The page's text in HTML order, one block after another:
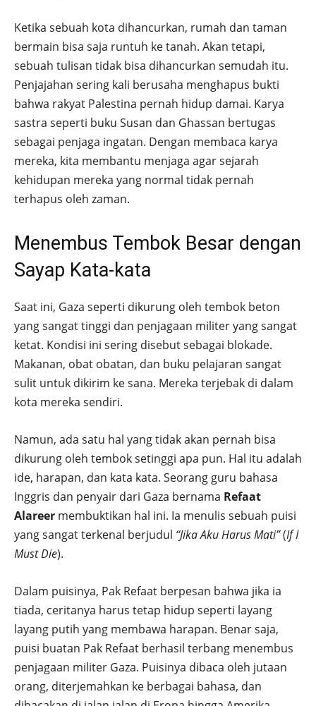
Ketika sebuah kota dihancurkan, rumah dan taman
bermain bisa saja runtuh ke tanah. Akan tetapi,
sebuah tulisan tidak bisa dihancurkan semudah itu.
Penjajahan sering kali berusaha menghapus bukti
bahwa rakyat Palestina pernah hidup damai. Karya
sastra seperti buku Susan dan Ghassan bertugas
sebagai penjaga ingatan. Dengan membaca karya
mereka, kita membantu menjaga agar sejarah
kehidupan mereka yang normal tidak pernah
terhapus oleh zaman.
Menembus Tembok Besar dengan
Sayap Kata-kata
Saat ini, Gaza seperti dikurung oleh tembok beton
yang sangat tinggi dan penjagaan militer yang sangat
ketat. Kondisi ini sering disebut sebagai blokade.
Makanan, obat obatan, dan buku pelajaran sangat
sulit untuk dikirim ke sana. Mereka terjebak di dalam
kota mereka sendiri.
Namun, ada satu hal yang tidak akan pernah bisa
dikurung oleh tembok setinggi apa pun. Hal itu adalah
ide, harapan, dan kata kata. Seorang guru bahasa
Inggris dan penyair dari Gaza bernama Refaat
Alareer membuktikan hal ini. Ia menulis sebuah puisi
yang sangat terkenal berjudul “Jika Aku Harus Mati”(If I
Must Die).
Dalam puisinya, Pak Refaat berpesan bahwa jika ia
tiada, ceritanya harus tetap hidup seperti layang
layang putih yang membawa harapan. Benar saja,
puisi buatan Pak Refaat berhasil terbang menembus
penjagaan militer Gaza. Puisinya dibaca oleh jutaan
orang, diterjemahkan ke berbagai bahasa, dan